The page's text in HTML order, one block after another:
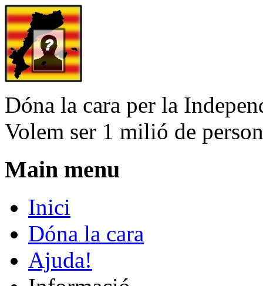
Dóna la cara per la
Volem ser 1 milió de
Main menu
Inici
Dóna la cara
Ajuda!